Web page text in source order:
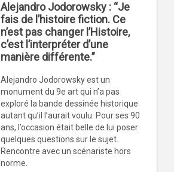
Alejandro Jodorowsky : “Je
fais de l’histoire fiction. Ce
n’est pas changer l’Histoire,
c’est l’interpréter d’une
manière différente.”
Alejandro Jodorowsky est un
monument du 9e art qui n’a pas
exploré la bande dessinée historique
autant qu’il l’aurait voulu. Pour ses 90
ans, l’occasion était belle de lui poser
quelques questions sur le sujet.
Rencontre avec un scénariste hors
norme.